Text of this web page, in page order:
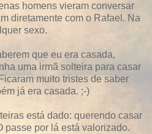
homens vieram conversar
diretamente com o Rafael. Na
sexo.
que eu era casada,
uma irmã solteira para casar
muito tristes de saber
já era casada. ;-)
está dado: querendo casar
passe por lá está valorizado.